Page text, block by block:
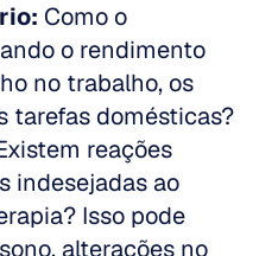
Como o
o rendimento
no trabalho, os
tarefas domésticas?
reações
indesejadas ao
Isso pode
alterações no